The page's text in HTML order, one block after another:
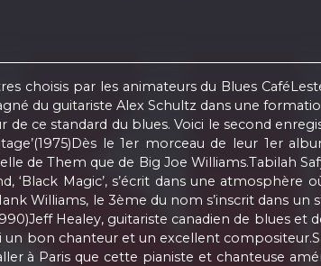
choisis par les animateurs du Blues
du guitariste Alex Schultz dans une
de ce standard du blues. Voici le second
le 1er morceau de leur 1er
de Them que de Big Joe Williams.Tabilah
‘Black Magic’, s’écrit dans une
Williams, le 3ème du nom s’inscrit dans
Healey, guitariste canadien de blues
bon chanteur et un excellent
à Paris que cette pianiste et chanteuse